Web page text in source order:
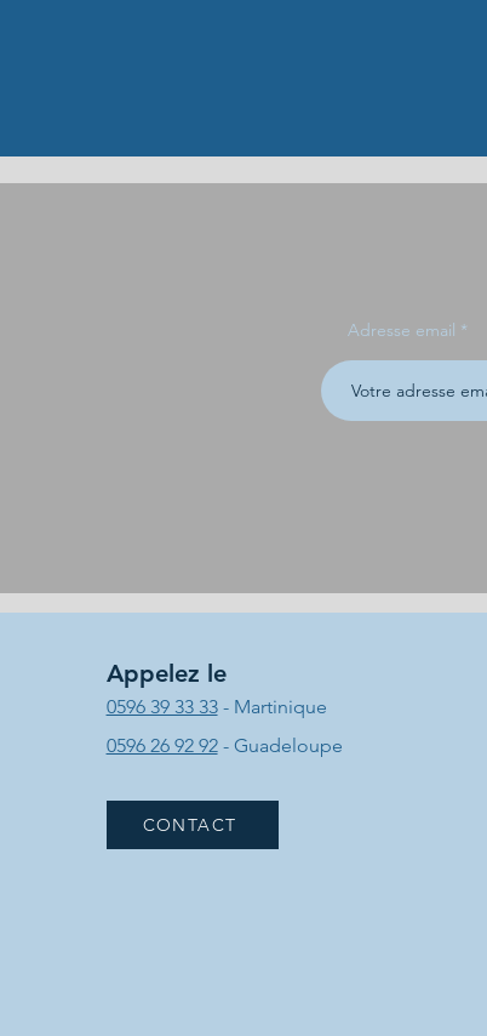
Adresse email
Appelez le
0596 39 33 33- Martinique
0596 26 92 92- Guadeloupe
CONTACT